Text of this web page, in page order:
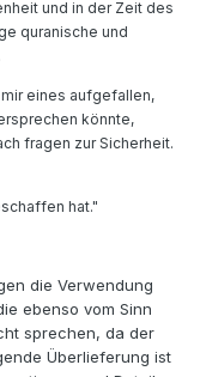
und in der Zeit des
quranische und
eines aufgefallen,
könnte,
fragen zur Sicherheit.
hat."
die Verwendung
ebenso vom Sinn
sprechen, da der
Überlieferung ist